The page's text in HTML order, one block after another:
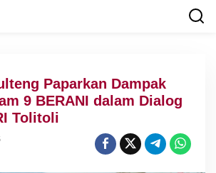
Paparkan Dampak
9 BERANI dalam Dialog
Tolitoli